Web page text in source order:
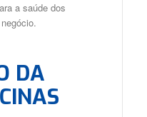
a saúde dos
DA